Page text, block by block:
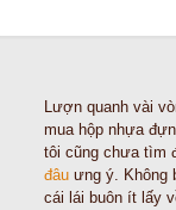
Lượn quanh vài
mua hộp nhựa
tôi cũng chưa tìm
đâuưng ý. Không
cái lái buôn ít lấy